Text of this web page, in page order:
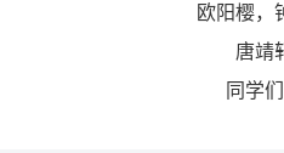
欧阳樱，
唐靖
同学